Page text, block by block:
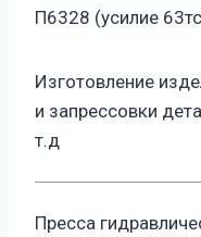
П6328 (усилие
Изготовление
и запрессовки
т.д
Пресса